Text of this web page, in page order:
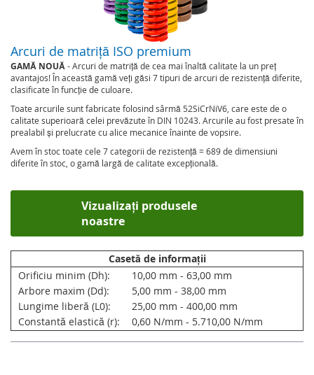
Arcuri de matriță ISO premium
GAMĂ NOUĂ- Arcuri de matriță de cea mai înaltă calitate la un preț
avantajos! În această gamă veți găsi 7 tipuri de arcuri de rezistență diferite,
clasificate în funcție de culoare.
Toate arcurile sunt fabricate folosind sârmă 52SiCrNiV6, care este de o
calitate superioară celei prevăzute în DIN 10243. Arcurile au fost presate în
prealabil și prelucrate cu alice mecanice înainte de vopsire.
Avem în stoc toate cele 7 categorii de rezistență = 689 de dimensiuni
diferite în stoc, o gamă largă de calitate excepțională.
Vizualizați produsele
noastre
Casetă de informații
Orificiu minim (Dh):
10,00 mm - 63,00 mm
Arbore maxim (Dd):
5,00 mm - 38,00 mm
Lungime liberă (L0):
25,00 mm - 400,00 mm
Constantă elastică (r):
0,60 N/mm - 5.710,00 N/mm